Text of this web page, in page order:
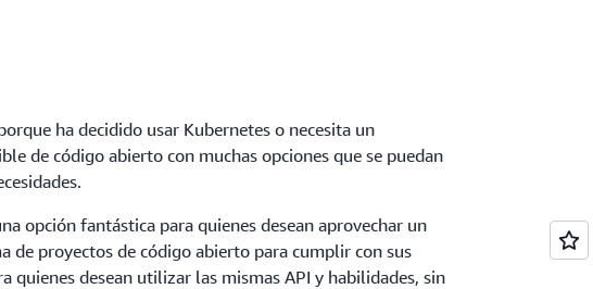
ha decidido usar Kubernetes o necesita un
de código abierto con muchas opciones que se puedan
opción fantástica para quienes desean aprovechar un
de proyectos de código abierto para cumplir con sus
quienes desean utilizar las mismas API y habilidades, sin